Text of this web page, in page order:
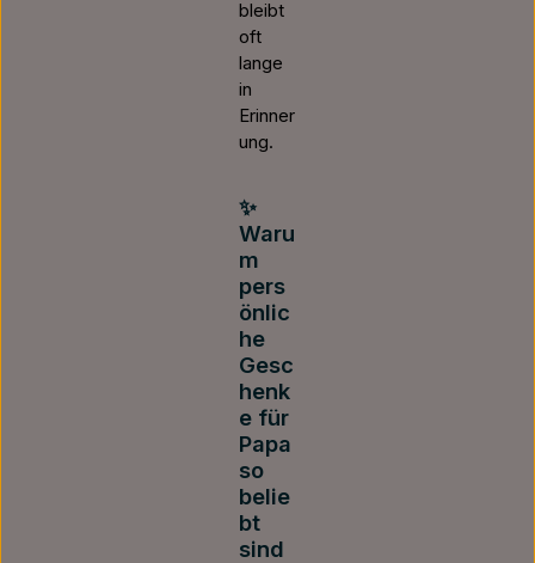
bleibt
oft
lange
in
Erinner
ung.
✨
Waru
m
pers
önlic
he
Gesc
henk
e für
Papa
so
belie
bt
sind